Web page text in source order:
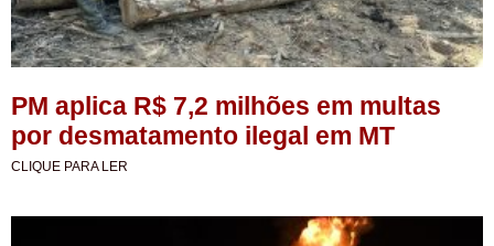
PM aplica R$ 7,2 milhões em multas
por desmatamento ilegal em MT
CLIQUE PARA LER